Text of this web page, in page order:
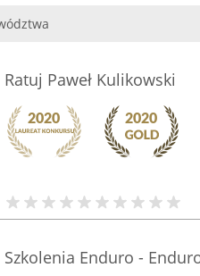
Ratuj Paweł Kulikowski
Szkolenia Enduro -